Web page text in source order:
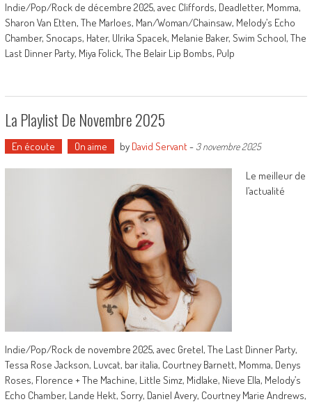
Indie/Pop/Rock de décembre 2025, avec Cliffords, Deadletter, Momma,
Sharon Van Etten, The Marloes, Man/Woman/Chainsaw, Melody’s Echo
Chamber, Snocaps, Hater, Ulrika Spacek, Melanie Baker, Swim School, The
Last Dinner Party, Miya Folick, The Belair Lip Bombs, Pulp
La Playlist De Novembre 2025
En écoute On aime by David Servant- 3 novembre 2025
Le meilleur de
l’actualité
Indie/Pop/Rock de novembre 2025, avec Gretel, The Last Dinner Party,
Tessa Rose Jackson, Luvcat, bar italia, Courtney Barnett, Momma, Denys
Roses, Florence + The Machine, Little Simz, Midlake, Nieve Ella, Melody’s
Echo Chamber, Lande Hekt, Sorry, Daniel Avery, Courtney Marie Andrews,